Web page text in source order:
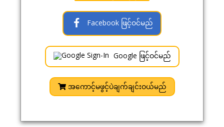
Facebook ဖြင့်ဝင်မည်
Google ဖြင့်ဝင်မည်
အကောင့်မဖွင့်ပဲချက်ချင်းဝယ်မည်